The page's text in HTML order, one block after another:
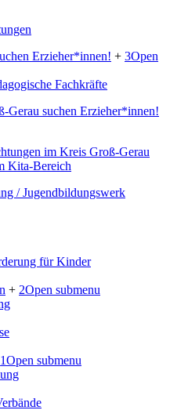
Erzieher*innen! + 3Open
Fachkräfte
Gerau suchen Erzieher*innen!
im Kreis Groß-Gerau
Kita-Bereich
/ Jugendbildungswerk
für Kinder
+ 2Open submenu
1Open submenu